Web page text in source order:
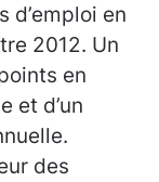
d’emploi en
2012. Un
en
et d’un
des